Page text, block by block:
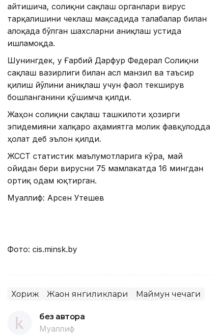
айтишича, соғлиқни сақлаш органлари вирус
тарқалишини чеклаш мақсадида талабалар билан
алоқада бўлган шахсларни аниқлаш устида
ишламоқда.
Шунингдек, у Ғарбий Дарфур Федерал Соғлиқни
сақлаш вазирлиги билан асл манзил ва таъсир
қилиш йўлини аниқлаш учун фаол текширув
бошланганини қўшимча қилди.
Жаҳон соғлиқни сақлаш ташкилоти ҳозирги
эпидемияни халқаро аҳамиятга молик фавқулодда
ҳолат деб эълон қилди.
ЖССТ статистик маълумотларига кўра, май
ойидан бери вирусни 75 мамлакатда 16 мингдан
ортиқ одам юқтирган.
Муаллиф: Арсен Утешев
Фото: cis.minsk.by
Хориж Жаҳон янгиликлари Маймун чечаги
без автора
Муаллиф